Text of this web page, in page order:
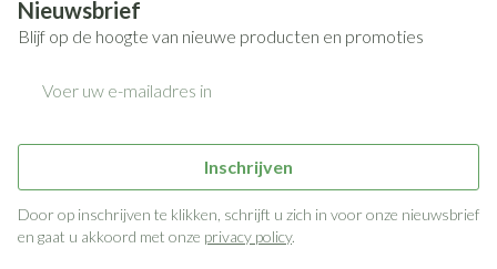
Nieuwsbrief
Blijf op de hoogte van nieuwe producten en promoties
Inschrijven
Door op inschrijven te klikken, schrijft u zich in voor onze nieuwsbrief
en gaat u akkoord met onze privacy policy.